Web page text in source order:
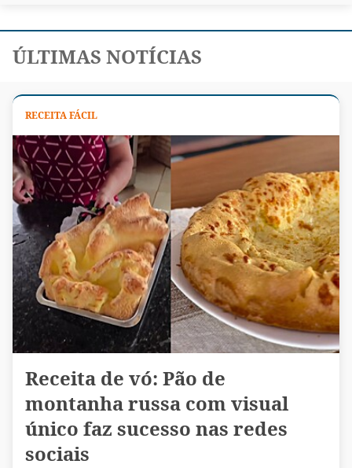
ÚLTIMAS NOTÍCIAS
RECEITA FÁCIL
Receita de vó: Pão de
montanha russa com visual
único faz sucesso nas redes
sociais